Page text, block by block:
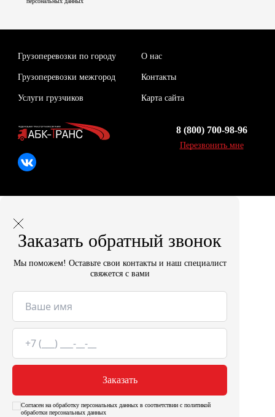
Грузоперевозки по городу О нас
Грузоперевозки межгород Контакты
Услуги грузчиков Карта сайта
8 (800) 700-98-96
Перезвонить мне
Заказать обратный звонок
Мы поможем! Оставьте свои контакты и наш специалист
свяжется с вами
Заказать
Согласен на обработку персональных данных в соответствии с политикой
обработки персональных данных